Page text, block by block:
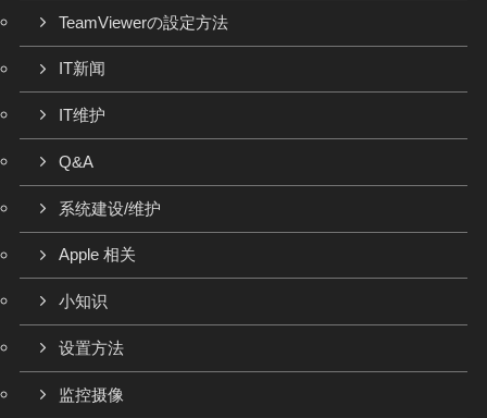
TeamViewerの設定方法
IT新闻
IT维护
Q&A
系统建设/维护
Apple 相关
小知识
设置方法
监控摄像